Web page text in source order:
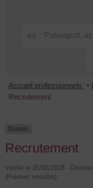
Accueil professionnels >
Recrutement
Dossier
Recrutement
Vérifié le 25/06/2018 -
(Premier ministre)